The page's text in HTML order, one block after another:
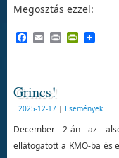
Megosztás ezzel:
Facebook
EmailPrint
Grincs!
2025-12-17 | Események
December 2-án az
ellátogatott a KMO-ba és